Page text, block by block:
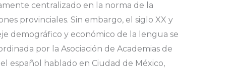
centralizado en la norma de la
provinciales. Sin embargo, el siglo XX y
demográfico y económico de la lengua se
por la Asociación de Academias de
español hablado en Ciudad de México,